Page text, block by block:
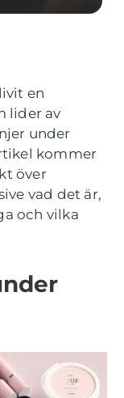
en
lider av
under
kommer
över
vad det är,
och vilka